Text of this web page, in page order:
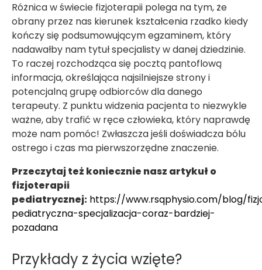
Różnica w świecie fizjoterapii polega na tym, że
obrany przez nas kierunek kształcenia rzadko kiedy
kończy się podsumowującym egzaminem, który
nadawałby nam tytuł specjalisty w danej dziedzinie.
To raczej rozchodząca się pocztą pantoflową
informacja, określająca najsilniejsze strony i
potencjalną grupę odbiorców dla danego
terapeuty. Z punktu widzenia pacjenta to niezwykle
ważne, aby trafić w ręce człowieka, który naprawdę
może nam pomóc! Zwłaszcza jeśli doświadcza bólu
ostrego i czas ma pierwszorzędne znaczenie.
Przeczytaj też koniecznie nasz artykuł o
fizjoterapii
pediatrycznej: https://www.rsqphysio.com/blog/
pediatryczna-specjalizacja-coraz-bardziej-
pozadana
Przykłady z życia wzięte?